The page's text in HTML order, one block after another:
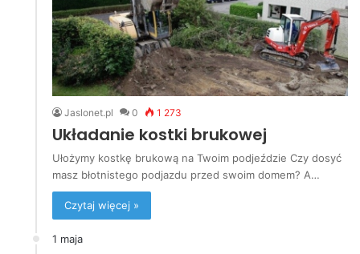
Jaslonet.pl 0 1 273
Układanie kostki brukowej
Ułożymy kostkę brukową na Twoim podjeździe Czy dosyć
masz błotnistego podjazdu przed swoim domem? A…
Czytaj więcej »
1 maja